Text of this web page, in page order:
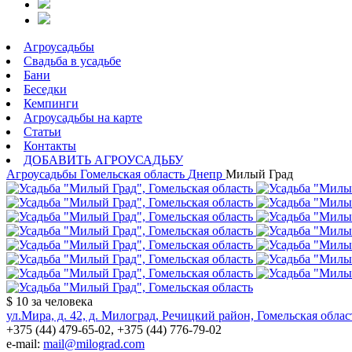
Агроусадьбы
Свадьба в усадьбе
Бани
Беседки
Кемпинги
Агроусадьбы на карте
Статьи
Контакты
ДОБАВИТЬ АГРОУСАДЬБУ
Агроусадьбы Гомельская область Днепр Милый Град
$ 10 за человека
ул.Мира, д. 42, д. Милоград, Речицкий район, Гомельская
+375 (44) 479-65-02, +375 (44) 776-79-02
e-mail: mail@milograd.com